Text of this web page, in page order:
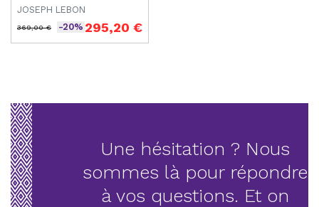
JOSEPH LEBON
Prix de base
369,00 €
Prix -20% 295,20 €
Une hésitation ? Nous
sommes là pour répondre
à vos questions. Et on